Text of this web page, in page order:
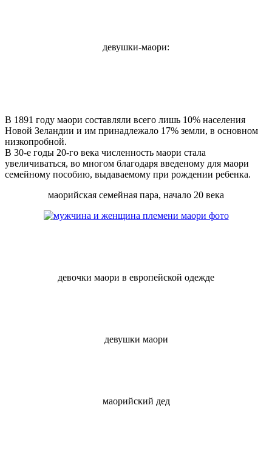
девушки-маори:
В 1891 году маори составляли всего лишь 10% населения
Новой Зеландии и им принадлежало 17% земли, в основном
низкопробной.
В 30-е годы 20-го века численность маори стала
увеличиваться, во многом благодаря введеному для маори
семейному пособию, выдаваемому при рождении ребенка.
маорийская семейная пара, начало 20 века
девочки маори в европейской одежде
девушки маори
маорийский дед